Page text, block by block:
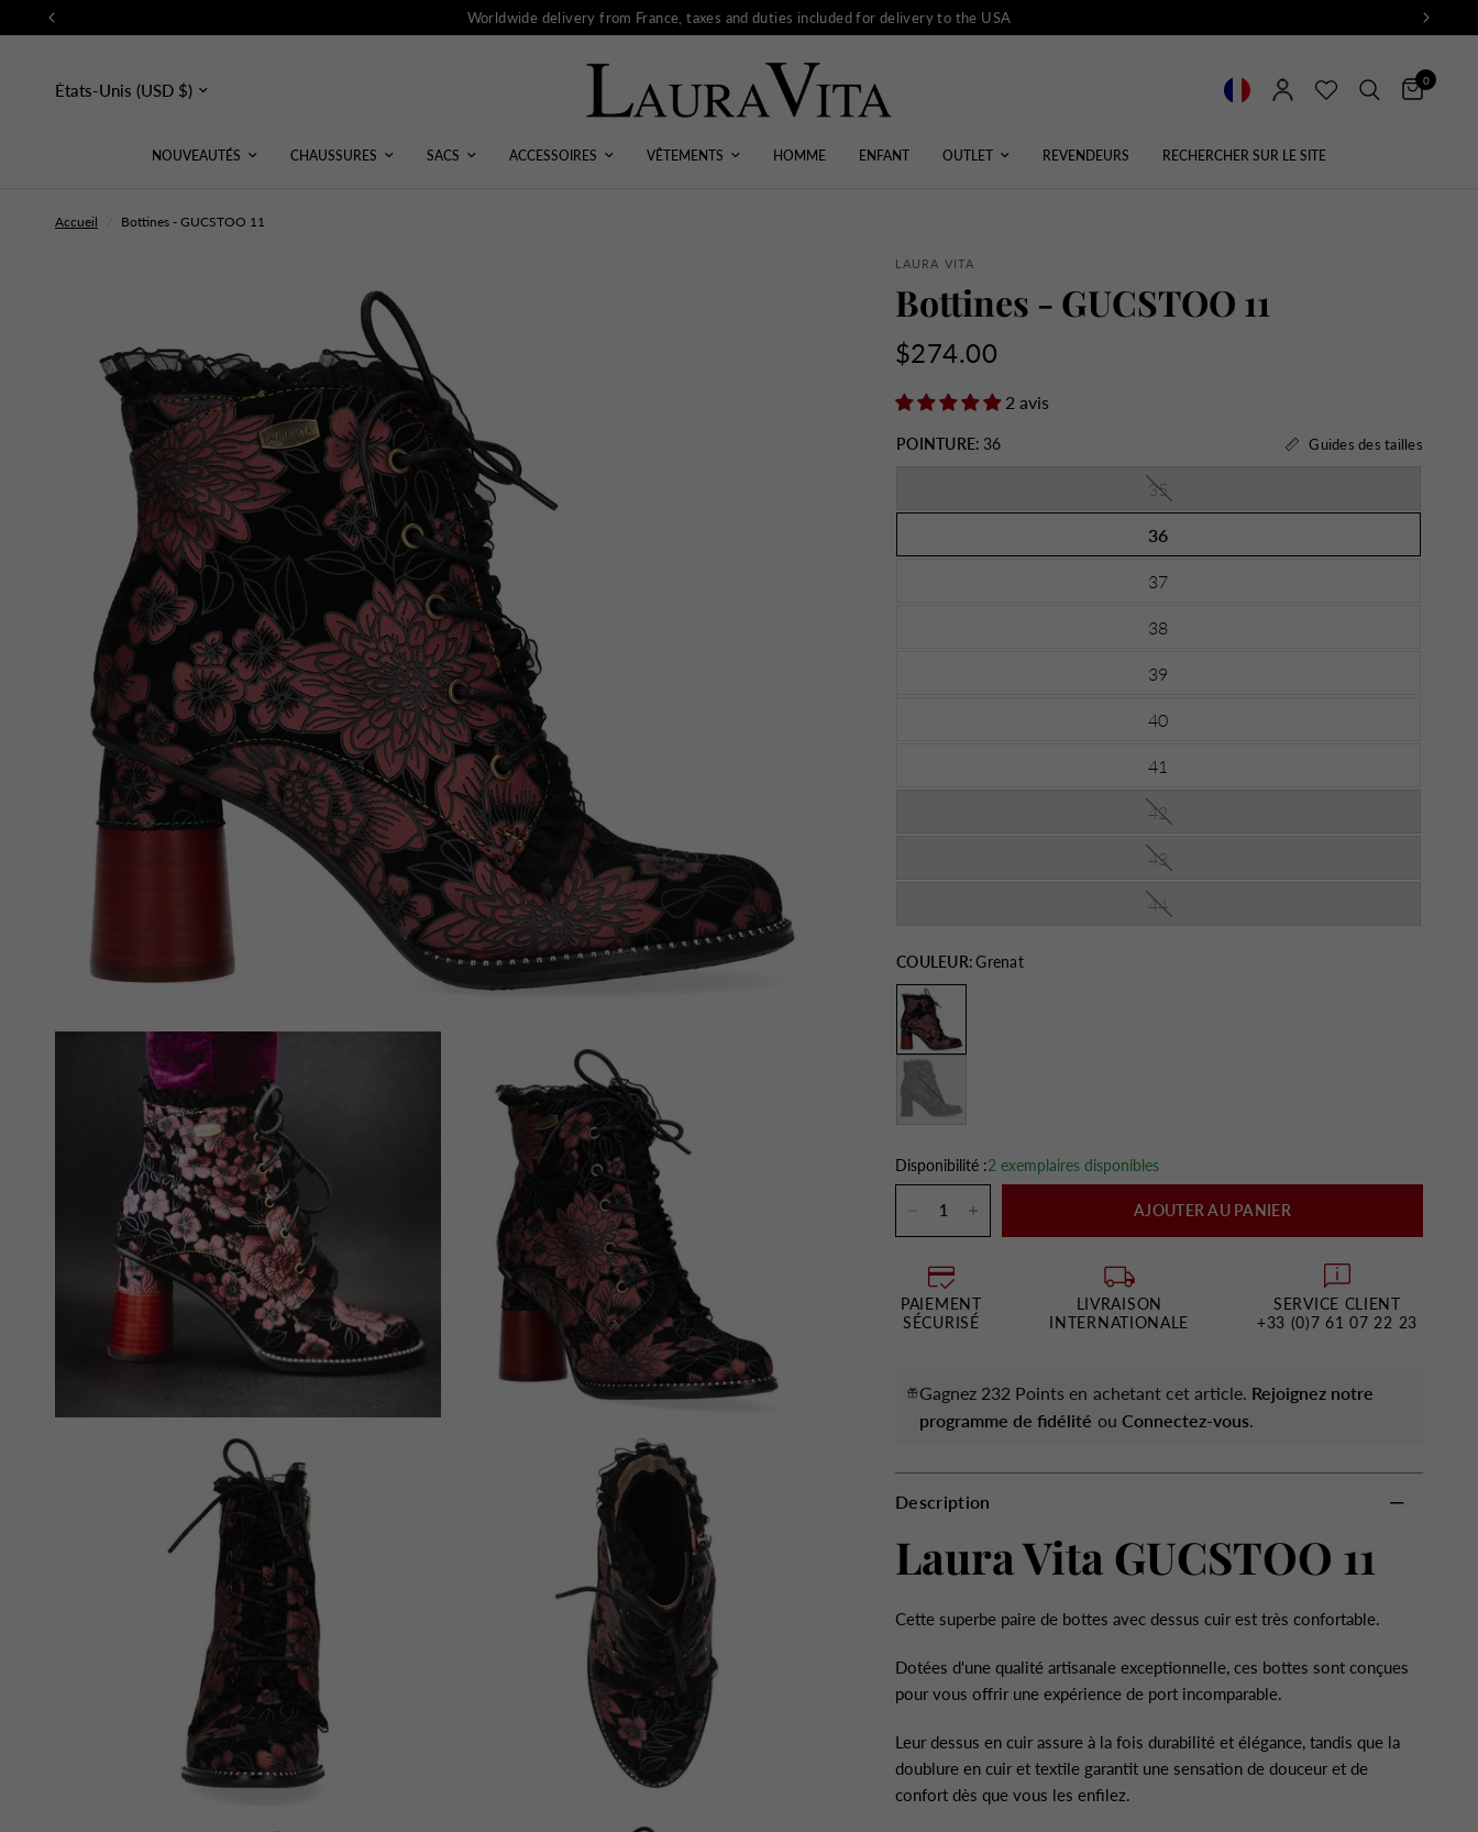
Worldwide delivery from France, taxes and duties included for delivery to the USA
Mettre
à
0
NOUVEAUTÉS CHAUSSURES SACS ACCESSOIRES VÊTEMENTS HOMME ENFANT OUTLET REVENDEURS RECHERCHER SUR LE SITE
Accueil Bottines - GUCSTOO 11
LAURA VITA
Bottines - GUCSTOO 11
$274.00
2 avis
POINTURE: 36 Guides des tailles
35
36
37
38
39
40
41
42
43
44
COULEUR:Grenat
Marine
Disponibilité :2 exemplaires disponibles
AJOUTER AU PANIER
PAIEMENT
SÉCURISÉ
LIVRAISON
INTERNATIONALE
SERVICE CLIENT
+33 (0)7 61 07 22 23
Gagnez 232 Points en achetant cet article. Rejoignez notre
programme de fidélité ou Connectez-vous.
Description
Laura Vita GUCSTOO 11
Cette superbe paire de bottes avec dessus cuir est très confortable.
Dotées d'une qualité artisanale exceptionnelle, ces bottes sont conçues
pour vous offrir une expérience de port incomparable.
Leur dessus en cuir assure à la fois durabilité et élégance, tandis que la
doublure en cuir et textile garantit une sensation de douceur et de
confort dès que vous les enfilez.